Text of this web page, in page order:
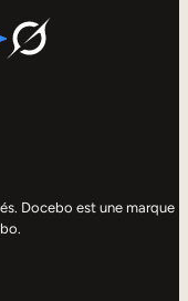
Docebo est une marque